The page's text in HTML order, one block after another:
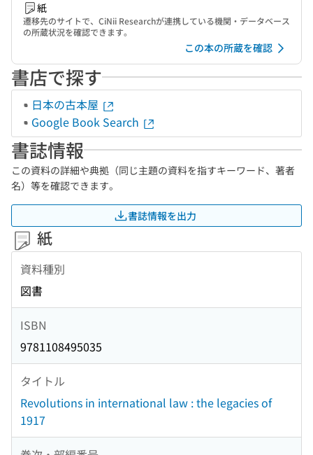
紙
遷移先のサイトで、CiNii Researchが連携している機関・データベース
の所蔵状況を確認できます。
この本の所蔵を確認
書店で探す
日本の古本屋
Google Book Search
書誌情報
この資料の詳細や典拠（同じ主題の資料を指すキーワード、著者
名）等を確認できます。
書誌情報を出力
紙
資料種別
図書
ISBN
9781108495035
タイトル
Revolutions in international law : the legacies of
1917